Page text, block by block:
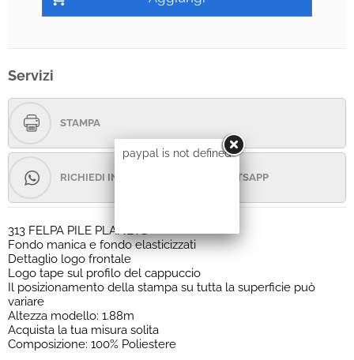
Servizi
STAMPA
RICHIEDI INFORMAZIONI CON WHATSAPP
313 FELPA PILE PLANETS
Fondo manica e fondo elasticizzati
Dettaglio logo frontale
Logo tape sul profilo del cappuccio
Il posizionamento della stampa su tutta la superficie può
variare
Altezza modello: 1.88m
Acquista la tua misura solita
Composizione: 100% Poliestere
paypal is not defined